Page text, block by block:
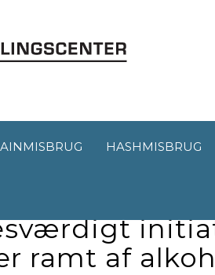
HASHMISBRUG
ramt af